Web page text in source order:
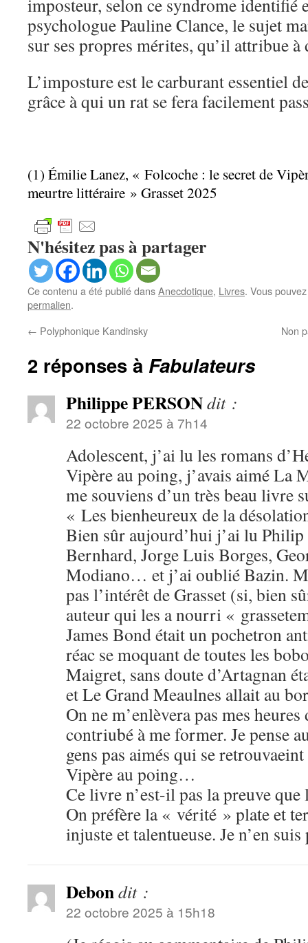
imposteur, selon ce syndrome identifié
psychologue Pauline Clance, le sujet
sur ses propres mérites, qu’il attribue à
L’imposture est le carburant essentiel
grâce à qui un rat se fera facilement
(1) Émilie Lanez, « Folcoche : le secret de
meurtre littéraire » Grasset 2025
N'hésitez pas à partager
Ce contenu a été publié dansAnecdotique, Livres. Vous
permalien.
← Polyphonique Kandinsky Non
2 réponses à Fabulateurs
Philippe PERSONdit :
22 octobre 2025 à 7h14
Adolescent, j’ai lu les romans
Vipère au poing, j’avais aimé La
me souviens d’un très beau livre
« Les bienheureux de la
Bien sûr aujourd’hui j’ai lu
Bernhard, Jorge Luis Borges,
Modiano… et j’ai oublié Bazin.
pas l’intérêt de Grasset (si, bien
auteur qui les a nourri «
James Bond était un pochetron
réac se moquant de toutes les
Maigret, sans doute d’Artagnan
et Le Grand Meaulnes allait au
On ne m’enlèvera pas mes
contriubé à me former. Je pense
gens pas aimés qui se
Vipère au poing…
Ce livre n’est-il pas la preuve
On préfère la « vérité » plate et
injuste et talentueuse. Je n’en
Debondit :
22 octobre 2025 à 15h18